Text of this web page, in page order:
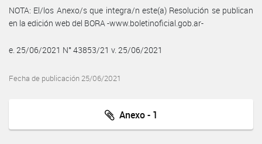
NOTA: El/los Anexo/s que integra/n este(a) Resolución se publican
en la edición web del BORA -www.boletinoficial.gob.ar-
e. 25/06/2021 N° 43853/21 v. 25/06/2021
Fecha de publicación 25/06/2021
Anexo - 1